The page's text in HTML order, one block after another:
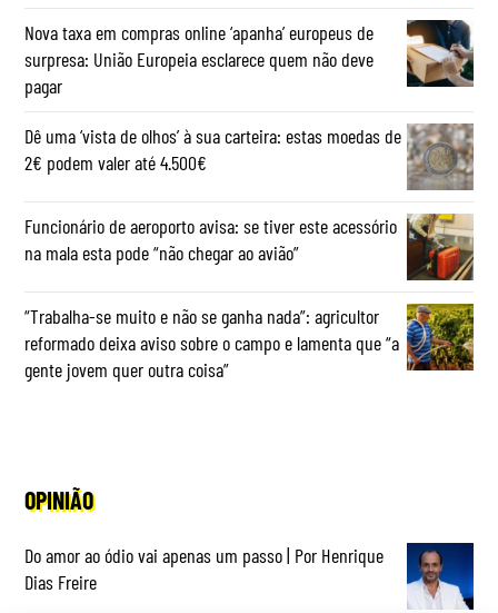
Nova taxa em compras online ‘apanha’ europeus de
surpresa: União Europeia esclarece quem não deve
pagar
Dê uma ‘vista de olhos’ à sua carteira: estas moedas de
2€ podem valer até 4.500€
Funcionário de aeroporto avisa: se tiver este acessório
na mala esta pode “não chegar ao avião”
“Trabalha-se muito e não se ganha nada”: agricultor
reformado deixa aviso sobre o campo e lamenta que “a
gente jovem quer outra coisa”
OPINIÃO
Do amor ao ódio vai apenas um passo | Por Henrique
Dias Freire